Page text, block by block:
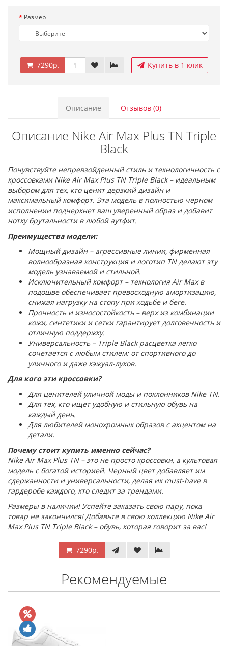
Размер
7290р. Купить в 1 клик
Описание Отзывов (0)
Описание Nike Air Max Plus TN Triple
Black
Почувствуйте непревзойденный стиль и технологичность с
кроссовками Nike Air Max Plus TN Triple Black – идеальным
выбором для тех, кто ценит дерзкий дизайн и
максимальный комфорт. Эта модель в полностью черном
исполнении подчеркнет ваш уверенный образ и добавит
нотку брутальности в любой аутфит.
Преимущества модели:
Мощный дизайн – агрессивные линии, фирменная
волнообразная конструкция и логотип TN делают эту
модель узнаваемой и стильной.
Исключительный комфорт – технология Air Max в
подошве обеспечивает превосходную амортизацию,
снижая нагрузку на стопу при ходьбе и беге.
Прочность и износостойкость – верх из комбинации
кожи, синтетики и сетки гарантирует долговечность и
отличную поддержку.
Универсальность – Triple Black расцветка легко
сочетается с любым стилем: от спортивного до
уличного и даже кэжуал-луков.
Для кого эти кроссовки?
Для ценителей уличной моды и поклонников Nike TN.
Для тех, кто ищет удобную и стильную обувь на
каждый день.
Для любителей монохромных образов с акцентом на
детали.
Почему стоит купить именно сейчас?
Nike Air Max Plus TN – это не просто кроссовки, а культовая
модель с богатой историей. Черный цвет добавляет им
сдержанности и универсальности, делая их must-have в
гардеробе каждого, кто следит за трендами.
Размеры в наличии! Успейте заказать свою пару, пока
товар не закончился! Добавьте в свою коллекцию Nike Air
Max Plus TN Triple Black – обувь, которая говорит за вас!
7290р.
Рекомендуемые